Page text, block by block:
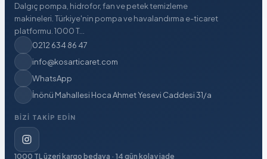
Dalgıç pompa, hidrofor, fan ve petek temizleme
makineleri. Türkiye'nin pompa ve havalandırma e-ticaret
platformu. 1000 T...
0212 634 86 47
info@kosarticaret.com
WhatsApp
İnönü Mahallesi Hoca Ahmet Yesevi Caddesi 31/a
BIZI TAKIP EDIN
1000 TL üzeri kargo bedava · 14 gün kolay iade